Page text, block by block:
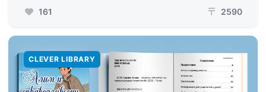
161 ₸ 2590
CLEVER LIBRARY